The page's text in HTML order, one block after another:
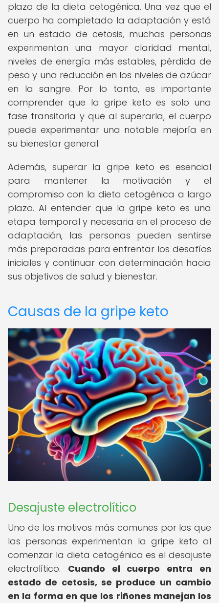
plazo de la dieta cetogénica. Una vez que el
cuerpo ha completado la adaptación y está
en un estado de cetosis, muchas personas
experimentan una mayor claridad mental,
niveles de energía más estables, pérdida de
peso y una reducción en los niveles de azúcar
en la sangre. Por lo tanto, es importante
comprender que la gripe keto es solo una
fase transitoria y que al superarla, el cuerpo
puede experimentar una notable mejoría en
su bienestar general.
Además, superar la gripe keto es esencial
para mantener la motivación y el
compromiso con la dieta cetogénica a largo
plazo. Al entender que la gripe keto es una
etapa temporal y necesaria en el proceso de
adaptación, las personas pueden sentirse
más preparadas para enfrentar los desafíos
iniciales y continuar con determinación hacia
sus objetivos de salud y bienestar.
Causas de la gripe keto
Desajuste electrolítico
Uno de los motivos más comunes por los que
las personas experimentan la gripe keto al
comenzar la dieta cetogénica es el desajuste
electrolítico. Cuando el cuerpo entra en
estado de cetosis, se produce un cambio
en la forma en que los riñones manejan los